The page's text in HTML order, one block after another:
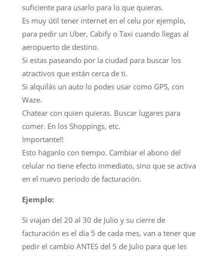
suficiente para usarlo para lo que quieras.
Es muy útil tener internet en el celu por ejemplo,
para pedir un Uber, Cabify o Taxi cuando llegas al
aeropuerto de destino.
Si estas paseando por la ciudad para buscar los
atractivos que están cerca de ti.
Si alquilás un auto lo podes usar como GPS, con
Waze.
Chatear con quien quieras. Buscar lugares para
comer. En los Shoppings, etc.
Importante!!
Esto háganlo con tiempo. Cambiar el abono del
celular no tiene efecto inmediato, sino que se activa
en el nuevo periodo de facturación.
Ejemplo:
Si viajan del 20 al 30 de Julio y su cierre de
facturación es el día 5 de cada mes, van a tener que
pedir el cambio ANTES del 5 de Julio para que les